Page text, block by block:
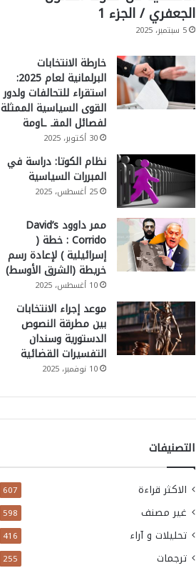
الجعفري / الجزء 1
5 سبتمبر، 2025
خارطة الانتخابات
البرلمانية لعام 2025:
استقراء للتحالفات ولدور
القوى السياسية الممثلة
لفصائل المقـ ـاومة
30 أكتوبر، 2025
نظام الكوتا: دراسة في
المبررات السياسية
25 أغسطس، 2025
ممر داوود David’s
Corrido : خطة (
إسرائيلية ) لإعادة رسم
خريطة (الشرق الأوسط)
10 أغسطس، 2025
موعد إجراء الانتخابات
بين مطرقة النصوص
الدستورية وسندان
التفسيرات القضائية
10 نوفمبر، 2025
التصنيفات
الاكثر قراءة 607
غير مصنف 598
تحليلات و آراء 416
ترجمات 255